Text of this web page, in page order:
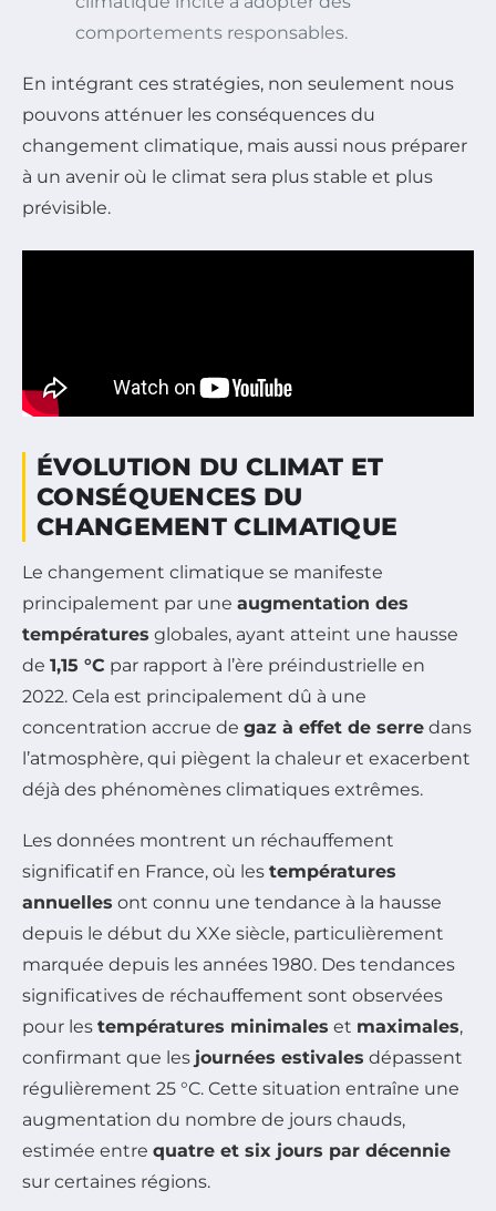
comportements responsables.
En intégrant ces stratégies, non seulement nous
pouvons atténuer les conséquences du
changement climatique, mais aussi nous préparer
à un avenir où le climat sera plus stable et plus
prévisible.
ÉVOLUTION DU CLIMAT ET
CONSÉQUENCES DU
CHANGEMENT CLIMATIQUE
Le changement climatique se manifeste
principalement par une augmentation des
températures globales, ayant atteint une hausse
de 1,15 °C par rapport à l’ère préindustrielle en
2022. Cela est principalement dû à une
concentration accrue de gaz à effet de serre dans
l’atmosphère, qui piègent la chaleur et exacerbent
déjà des phénomènes climatiques extrêmes.
Les données montrent un réchauffement
significatif en France, où les températures
annuelles ont connu une tendance à la hausse
depuis le début du XXe siècle, particulièrement
marquée depuis les années 1980. Des tendances
significatives de réchauffement sont observées
pour les températures minimales et maximales,
confirmant que les journées estivales dépassent
régulièrement 25 °C. Cette situation entraîne une
augmentation du nombre de jours chauds,
estimée entre quatre et six jours par décennie
sur certaines régions.